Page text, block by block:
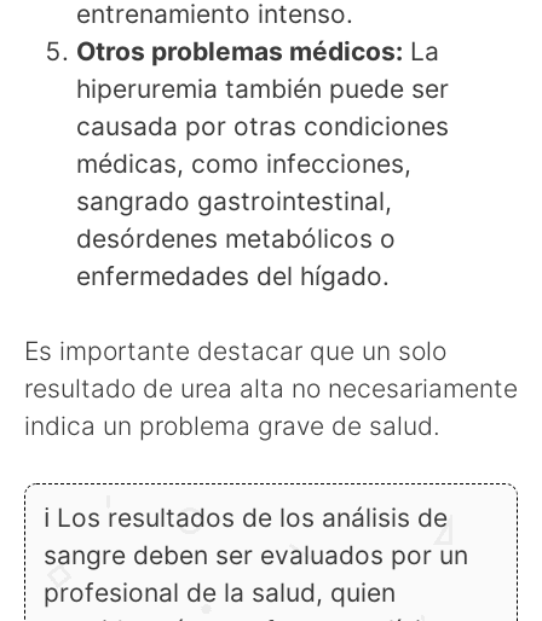
entrenamiento intenso.
Otros problemas médicos: La
hiperuremia también puede ser
causada por otras condiciones
médicas, como infecciones,
sangrado gastrointestinal,
desórdenes metabólicos o
enfermedades del hígado.
Es importante destacar que un solo
resultado de urea alta no necesariamente
indica un problema grave de salud.
ℹ Los resultados de los análisis de
sangre deben ser evaluados por un
profesional de la salud, quien